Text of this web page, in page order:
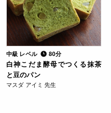
中級 レベル 80分
白神こだま酵母でつくる抹茶
と豆のパン
マスダ アイミ 先生